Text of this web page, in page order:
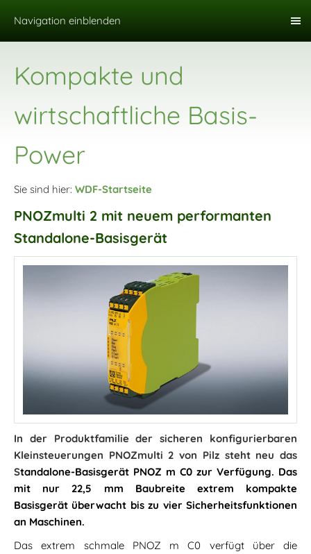
Navigation einblenden
Kompakte und
wirtschaftliche Basis-
Power
Sie sind hier: WDF-Startseite
PNOZmulti 2 mit neuem performanten
Standalone-Basisgerät
In der Produktfamilie der sicheren konfigurierbaren
Kleinsteuerungen PNOZmulti 2 von Pilz steht neu das
Standalone-Basisgerät PNOZ m C0 zur Verfügung. Das
mit nur 22,5 mm Baubreite extrem kompakte
Basisgerät überwacht bis zu vier Sicherheitsfunktionen
an Maschinen.
Das extrem schmale PNOZ m C0 verfügt über die